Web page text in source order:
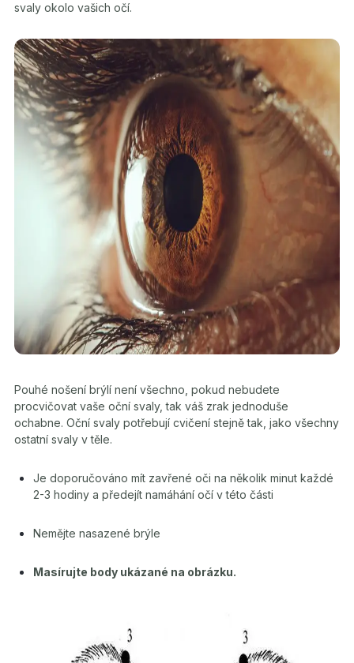
svaly okolo vašich očí.
Pouhé nošení brýlí není všechno, pokud nebudete
procvičovat vaše oční svaly, tak váš zrak jednoduše
ochabne. Oční svaly potřebují cvičení stejně tak, jako všechny
ostatní svaly v těle.
Je doporučováno mít zavřené oči na několik minut každé
2-3 hodiny a předejít namáhání očí v této části
Nemějte nasazené brýle
Masírujte body ukázané na obrázku.